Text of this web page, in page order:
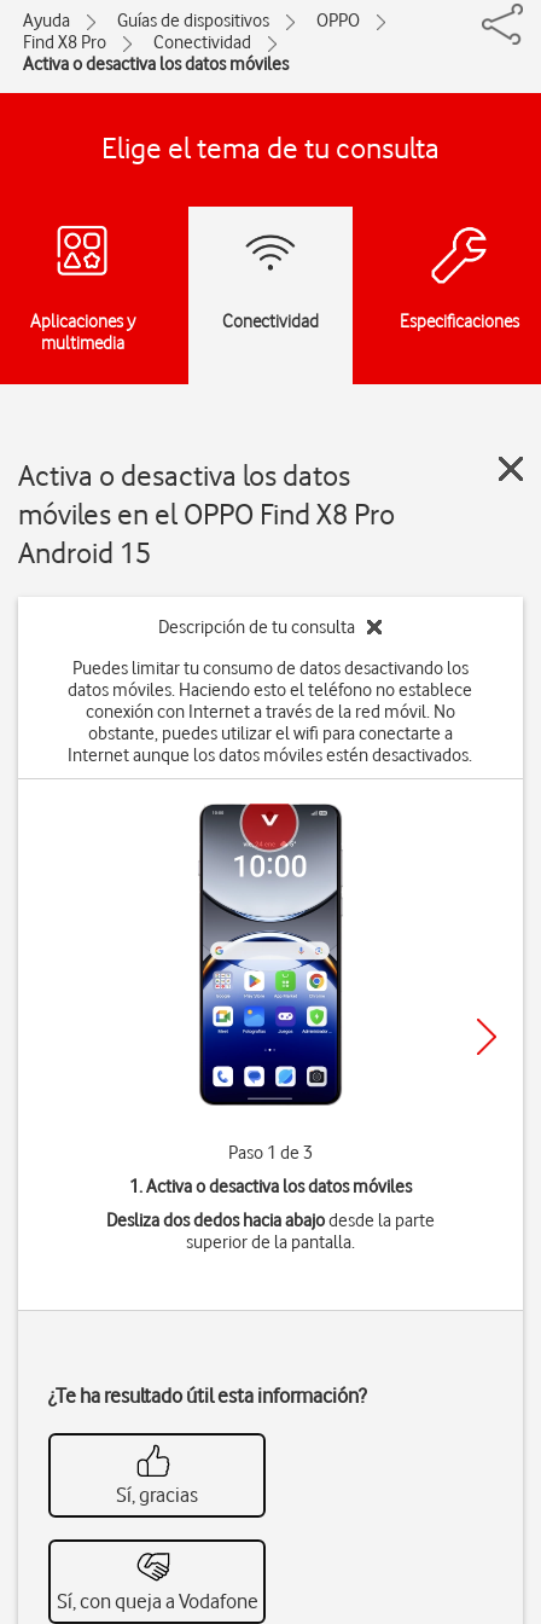
Ayuda Guías de dispositivos
OPPO
Find X8 Pro
Conectividad
Activa o desactiva los datos móviles
Elige el tema de tu consulta
Aplicaciones y
multimedia
Conectividad Especificaciones
Activa o desactiva los datos
móviles en el OPPO Find X8 Pro
Android 15
Descripción de tu consulta
Puedes limitar tu consumo de datos desactivando los
datos móviles. Haciendo esto el teléfono no establece
conexión con Internet a través de la red móvil. No
obstante, puedes utilizar el wifi para conectarte a
Internet aunque los datos móviles estén desactivados.
Paso 1 de 3
1. Activa o desactiva los datos móviles
Desliza dos dedos hacia abajodesde la parte
superior de la pantalla.
¿Te ha resultado útil esta información?
Sí, gracias
Sí, con queja a Vodafone